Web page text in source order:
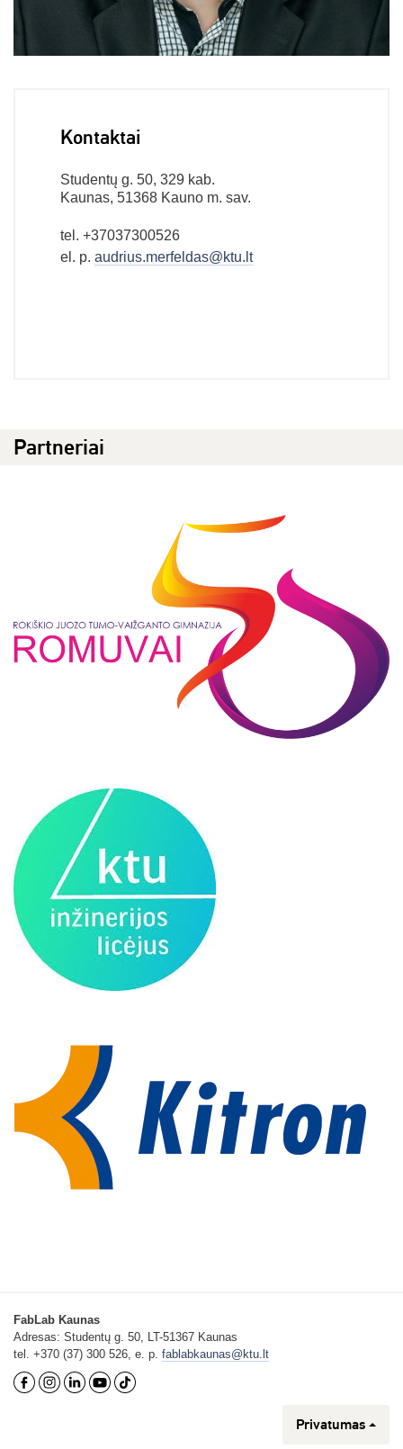
Kontaktai
Studentų g. 50, 329 kab.
Kaunas, 51368 Kauno m. sav.
tel. +37037300526
el. p. audrius.merfeldas@ktu.lt
Partneriai
FabLab Kaunas
Adresas: Studentų g. 50, LT-51367 Kaunas
tel. +370 (37) 300 526, e. p. fablabkaunas@ktu.lt
Privatumas